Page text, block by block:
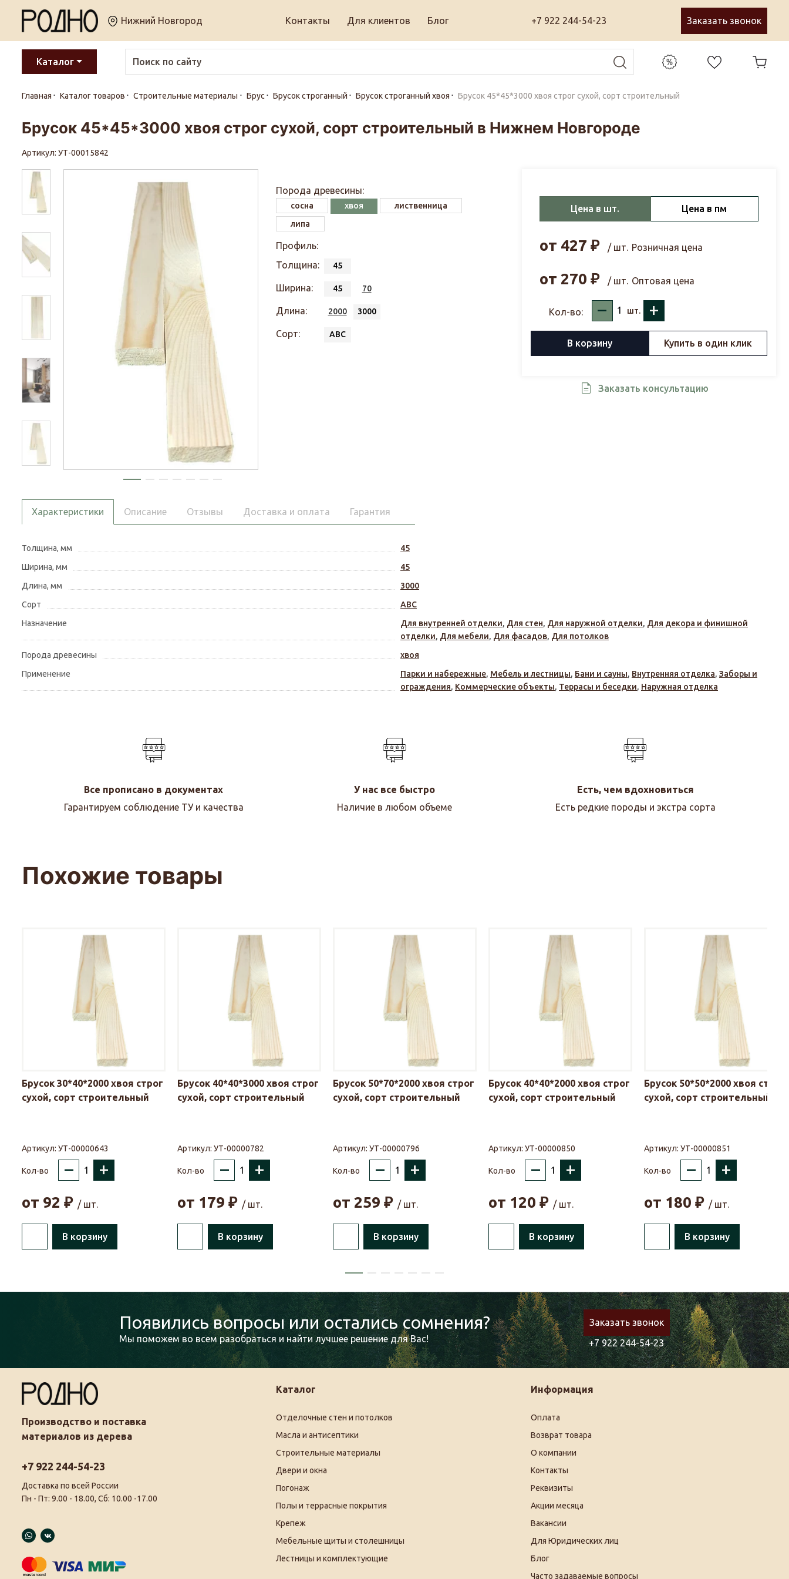
Нижний Новгород Контакты Для клиентов Блог +7 922 244-54-23 Заказать звонок
Каталог
Главная Каталог товаров Строительные материалы Брус Брусок строганный Брусок строганный хвоя Брусок 45*45*3000 хвоя строг сухой, сорт строительный
Брусок 45*45*3000 хвоя строг сухой, сорт строительный в Нижнем Новгороде
Артикул: УТ-00015842
Порода древесины:
сосна хвоя
лиственница
липа
Профиль:
Толщина:
45
Ширина: 45 70
Длина: 2000 3000
Сорт: АВС
Цена в шт. Цена в пм
от 427 ₽ / шт. Розничная цена
от 270 ₽ / шт. Оптовая цена
Кол-во: – шт. +
В корзину Купить в один клик
Заказать консультацию
Характеристики Описание Отзывы Доставка и оплата Гарантия
Толщина, мм
45
Ширина, мм
45
Длина, мм
3000
Сорт
АВС
Назначение
Для внутренней отделки, Для стен, Для наружной отделки, Для декора и финишной
отделки, Для мебели, Для фасадов, Для потолков
Порода древесины
хвоя
Применение
Парки и набережные, Мебель и лестницы, Бани и сауны, Внутренняя отделка, Заборы и
ограждения, Коммерческие объекты, Террасы и беседки, Наружная отделка
Все прописано в документах
Гарантируем соблюдение ТУ и качества
У нас все быстро
Наличие в любом объеме
Есть, чем вдохновиться
Есть редкие породы и экстра сорта
Похожие товары
Брусок 30*40*2000 хвоя строг
сухой, сорт строительный
Артикул: УТ-00000643
Кол-во – +
от 92 ₽ / шт.
В корзину
Брусок 40*40*3000 хвоя строг
сухой, сорт строительный
Артикул: УТ-00000782
Кол-во – +
от 179 ₽ / шт.
В корзину
Брусок 50*70*2000 хвоя строг
сухой, сорт строительный
Артикул: УТ-00000796
Кол-во – +
от 259 ₽ / шт.
В корзину
Брусок 40*40*2000 хвоя строг
сухой, сорт строительный
Артикул: УТ-00000850
Кол-во – +
от 120 ₽ / шт.
В корзину
Брусок 50*50*2000 хвоя строг
сухой, сорт строительный
Артикул: УТ-00000851
Кол-во – +
от 180 ₽ / шт.
В корзину
Появились вопросы или остались сомнения?
Мы поможем во всем разобраться и найти лучшее решение для Вас!
Заказать звонок
+7 922 244-54-23
Производство и поставка
материалов из дерева
+7 922 244-54-23
Доставка по всей России
Пн - Пт: 9.00 - 18.00, Сб: 10.00 -17.00
Каталог
Отделочные стен и потолков
Масла и антисептики
Строительные материалы
Двери и окна
Погонаж
Полы и террасные покрытия
Крепеж
Мебельные щиты и столешницы
Лестницы и комплектующие
Информация
Оплата
Возврат товара
О компании
Контакты
Реквизиты
Акции месяца
Вакансии
Для Юридических лиц
Блог
Часто задаваемые вопросы